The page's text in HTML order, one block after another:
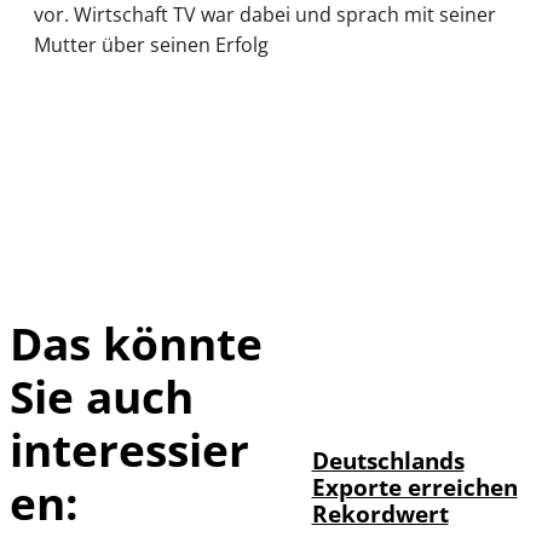
vor. Wirtschaft TV war dabei und sprach mit seiner
Mutter über seinen Erfolg
Das könnte
Sie auch
interessier
en:
Deutschlands
Exporte erreichen
Rekordwert